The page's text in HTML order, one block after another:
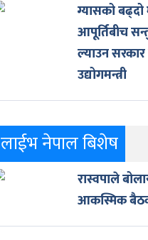
ग्यासको बढ्दो
आपूर्तिबीच
ल्याउन सरकार
उद्योगमन्त्री
लाईभ नेपाल बिशेष
रास्वपाले
आकस्मिक